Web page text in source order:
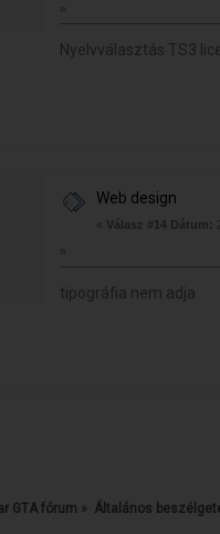
»
Nyelvválasztás TS3
Web design
« Válasz #14 Dátum:
»
tipográfia nem adja
GTA fórum » Általános